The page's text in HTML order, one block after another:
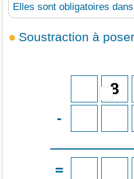
Elles sont obligatoires
Soustraction à poser
-
=